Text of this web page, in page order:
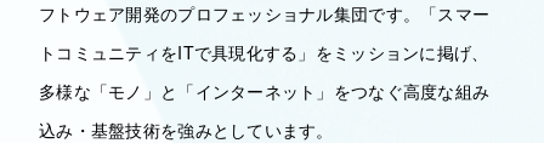
フトウェア開発のプロフェッショナル集団です。「スマー
トコミュニティをITで具現化する」をミッションに掲げ、
多様な「モノ」と「インターネット」をつなぐ高度な組み
込み・基盤技術を強みとしています。